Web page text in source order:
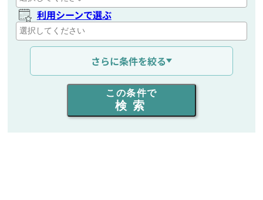
利用シーンで選ぶ
通信距離を選ぶ
出力を選ぶ
同時通話人数を選ぶ
さらに条件を絞る
この条件で
検索